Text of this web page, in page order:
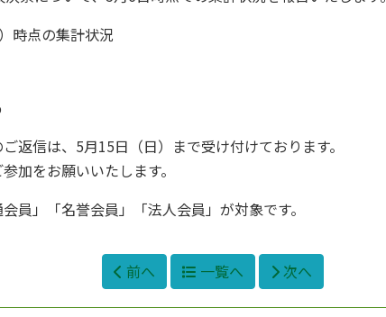
時点の集計状況
返信は、5月15日（日）まで受け付けております。
加をお願いいたします。
員」「名誉会員」「法人会員」が対象です。
前へ 一覧へ 次へ